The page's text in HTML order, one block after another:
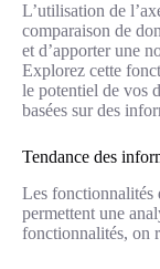
L’utilisation de
comparaison de
et d’apporter une
Explorez cette
le potentiel de vos
basées sur des
Tendance des
Les fonctionnalités
permettent une
fonctionnalités, on